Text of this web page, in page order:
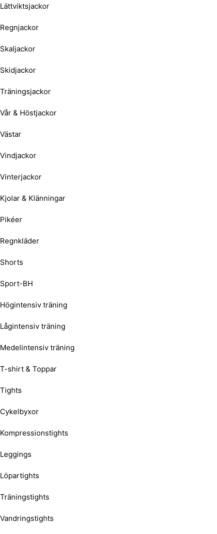
Lättviktsjackor
Regnjackor
Skaljackor
Skidjackor
Träningsjackor
Vår & Höstjackor
Västar
Vindjackor
Vinterjackor
Kjolar & Klänningar
Pikéer
Regnkläder
Shorts
Sport-BH
Högintensiv träning
Lågintensiv träning
Medelintensiv träning
T-shirt & Toppar
Tights
Cykelbyxor
Kompressionstights
Leggings
Löpartights
Träningstights
Vandringstights